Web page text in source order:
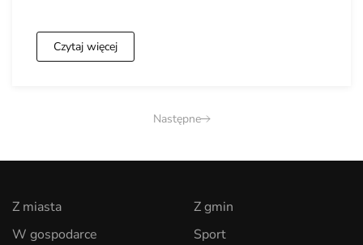
Czytaj więcej
Następne
Z miasta
W gospodarce
Z gmin
Sport